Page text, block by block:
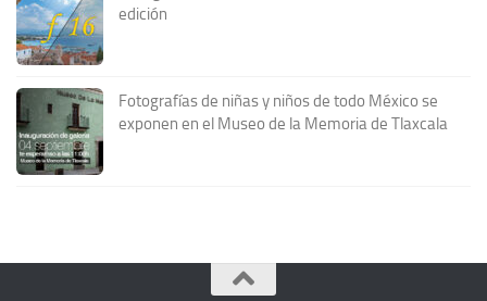
edición
Fotografías de niñas y niños de todo México se
exponen en el Museo de la Memoria de Tlaxcala